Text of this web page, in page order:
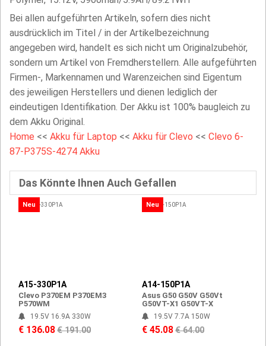
Bei allen aufgeführten Artikeln, sofern dies nicht
ausdrücklich im Titel / in der Artikelbezeichnung
angegeben wird, handelt es sich nicht um Originalzubehör,
sondern um Artikel von Fremdherstellern. Alle aufgeführten
Firmen-, Markennamen und Warenzeichen sind Eigentum
des jeweiligen Herstellers und dienen lediglich der
eindeutigen Identifikation. Der Akku ist 100% baugleich zu
dem Akku Original.
Home << Akku für Laptop << Akku für Clevo << Clevo 6-
87-P375S-4274 Akku
Das Könnte Ihnen Auch Gefallen
Neu
A15-330P1A
Clevo P370EM P370EM3
P570WM
19.5V 16.9A 330W
€ 136.08€ 191.00
Neu
A14-150P1A
Asus G50 G50V G50Vt
G50VT-X1 G50VT-X
19.5V 7.7A 150W
€ 45.08€ 64.00